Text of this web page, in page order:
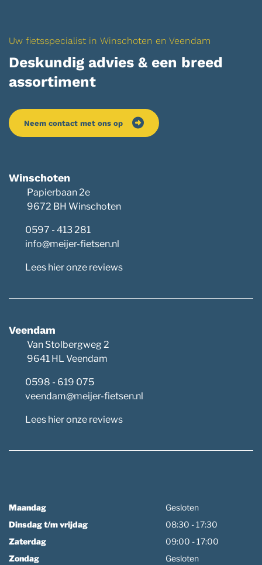
Uw fietsspecialist in Winschoten en Veendam
Deskundig advies & een breed
assortiment
Neem contact met ons op
Winschoten
Papierbaan 2e
9672 BH Winschoten
0597 - 413 281
info@meijer-fietsen.nl
Lees hier onze reviews
Veendam
Van Stolbergweg 2
9641 HL Veendam
0598 - 619 075
veendam@meijer-fietsen.nl
Lees hier onze reviews
Maandag
Gesloten
Dinsdag t/m vrijdag
08:30 - 17:30
Zaterdag
09:00 - 17:00
Zondag
Gesloten